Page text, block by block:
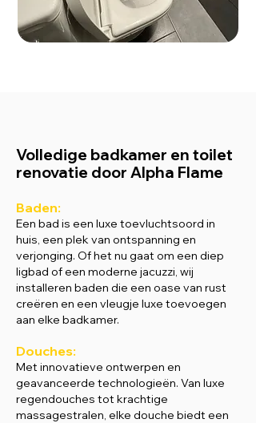
Volledige badkamer en toilet
renovatie door Alpha Flame
Baden:
Een bad is een luxe toevluchtsoord in
huis, een plek van ontspanning en
verjonging. Of het nu gaat om een diep
ligbad of een moderne jacuzzi, wij
installeren baden die een oase van rust
creëren en een vleugje luxe toevoegen
aan elke badkamer.
Douches:
Met innovatieve ontwerpen en
geavanceerde technologieën. Van luxe
regendouches tot krachtige
massagestralen, elke douche biedt een